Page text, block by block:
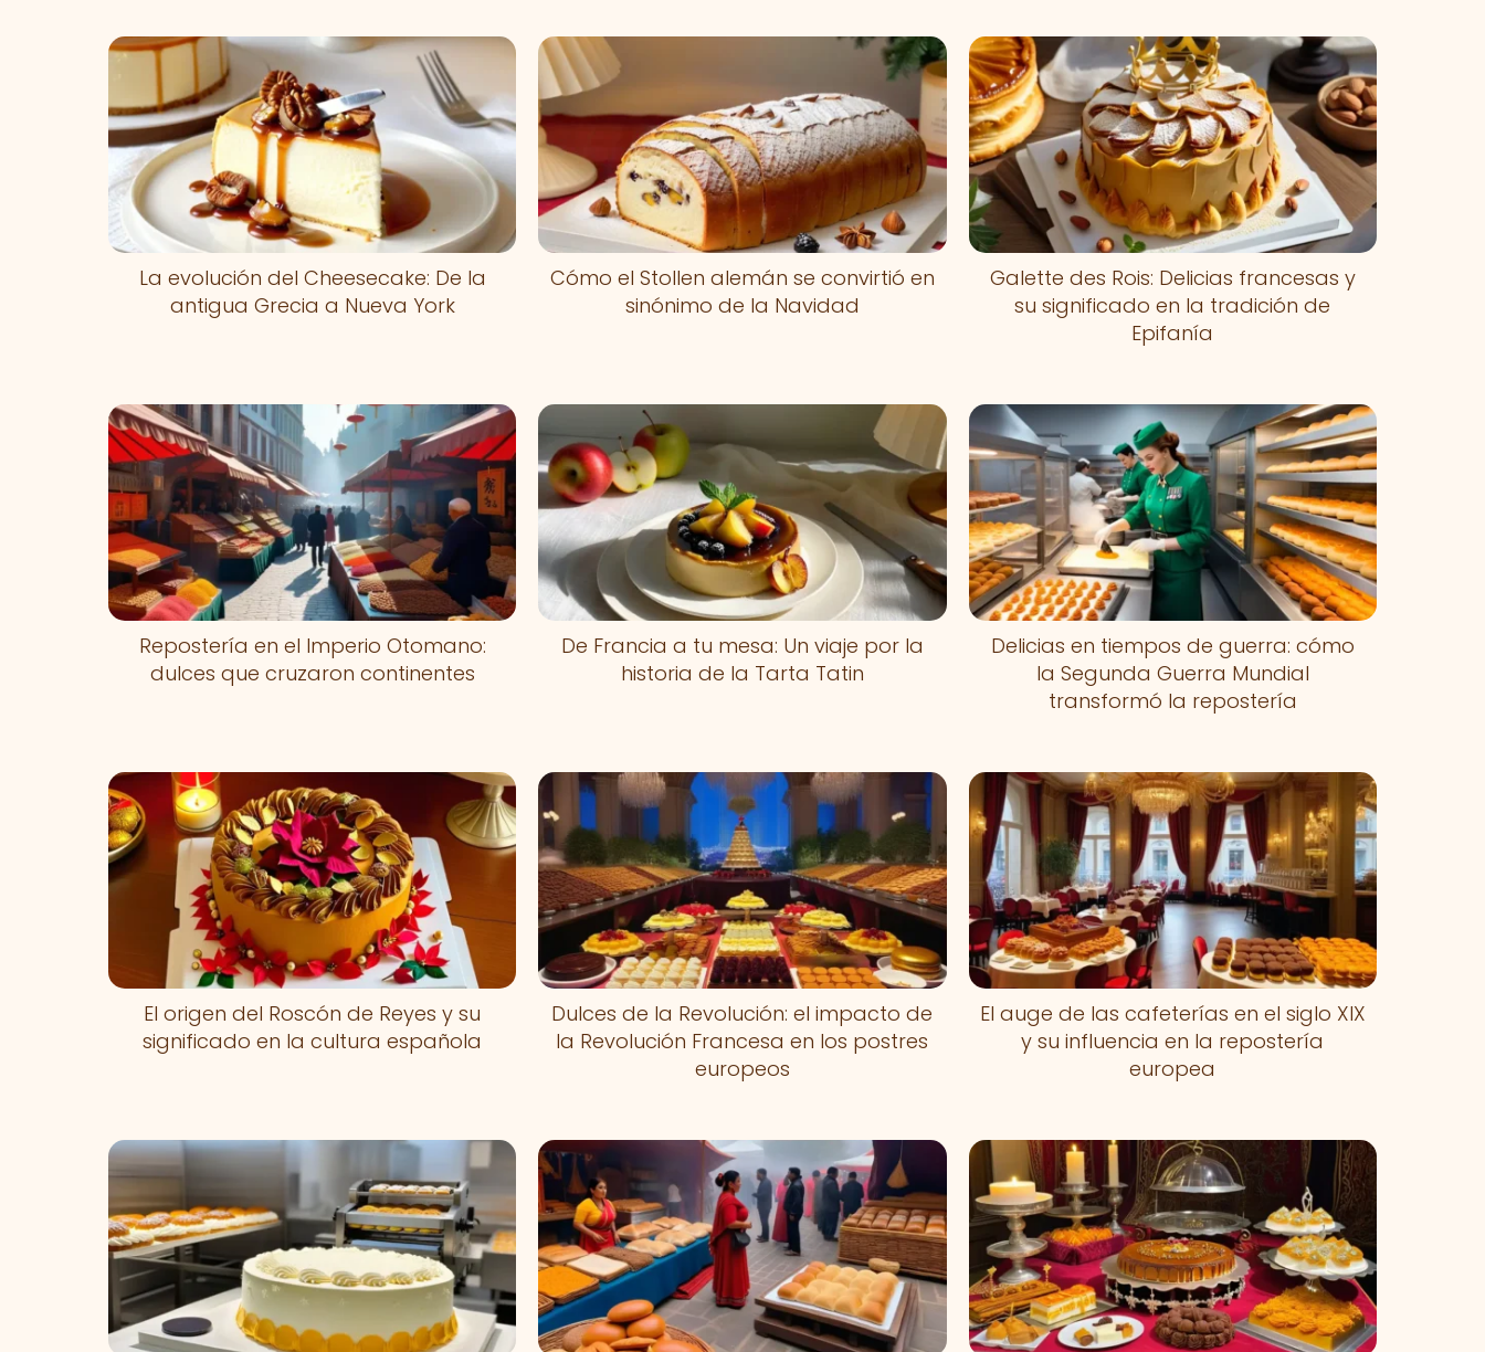
La evolución del Cheesecake: De la
antigua Grecia a Nueva York
Cómo el Stollen alemán se convirtió en
sinónimo de la Navidad
Galette des Rois: Delicias francesas y
su significado en la tradición de
Epifanía
Repostería en el Imperio Otomano:
dulces que cruzaron continentes
De Francia a tu mesa: Un viaje por la
historia de la Tarta Tatin
Delicias en tiempos de guerra: cómo
la Segunda Guerra Mundial
transformó la repostería
El origen del Roscón de Reyes y su
significado en la cultura española
Dulces de la Revolución: el impacto de
la Revolución Francesa en los postres
europeos
El auge de las cafeterías en el siglo XIX
y su influencia en la repostería
europea